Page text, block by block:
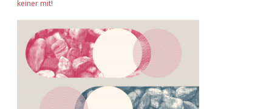
keiner mit!